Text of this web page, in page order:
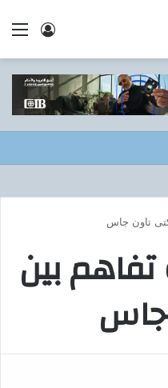
تاون جاس
بين